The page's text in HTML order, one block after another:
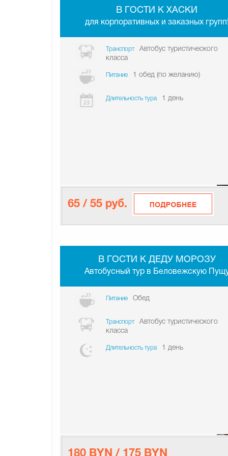
В ГО­СТИ К ХАСКИ
для корпоративных и заказных
Транспорт
Автобус туристического
класса
Питание 1 обед (по желанию)
Длительность тура 1 день
65 / 55 руб.
В ГОСТИ К ДЕДУ МОРОЗУ
Автобусный тур в Беловежскую
Питание Обед
Транспорт
Автобус туристического
класса
Длительность тура 1 день
180 BYN / 175 BYN